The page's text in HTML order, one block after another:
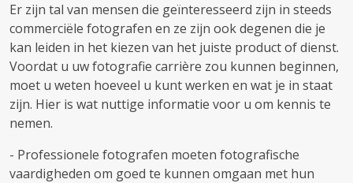
Er zijn tal van mensen die geïnteresseerd zijn in steeds
commerciële fotografen en ze zijn ook degenen die je
kan leiden in het kiezen van het juiste product of dienst.
Voordat u uw fotografie carrière zou kunnen beginnen,
moet u weten hoeveel u kunt werken en wat je in staat
zijn. Hier is wat nuttige informatie voor u om kennis te
nemen.
- Professionele fotografen moeten fotografische
vaardigheden om goed te kunnen omgaan met hun